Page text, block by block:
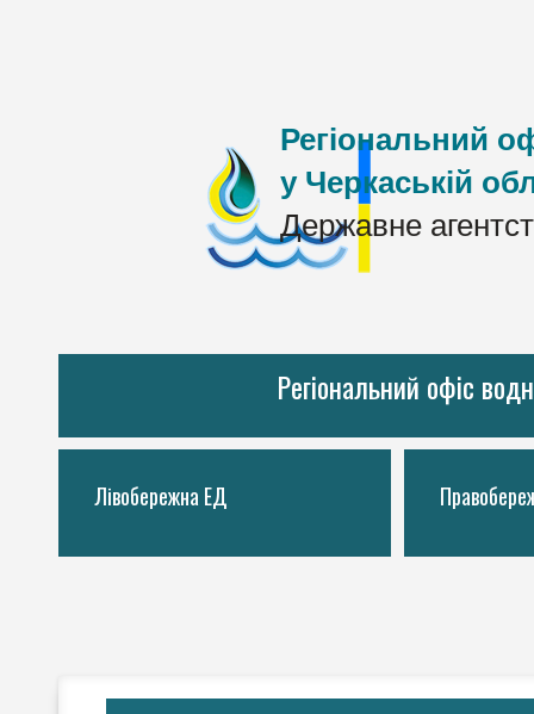
Регіональний
у Черкаській
Державне
Регіональний офіс
Лівобережна ЕД